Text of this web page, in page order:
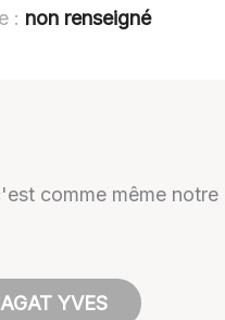
: non renseigné
comme même
YVES